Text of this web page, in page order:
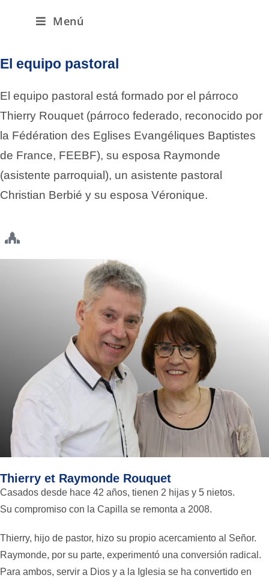
Menú
El equipo pastoral
El equipo pastoral está formado por el párroco
Thierry Rouquet (párroco federado, reconocido por
la Fédération des Eglises Evangéliques Baptistes
de France, FEEBF), su esposa Raymonde
(asistente parroquial), un asistente pastoral
Christian Berbié y su esposa Véronique.
Thierry et Raymonde Rouquet
Casados desde hace 42 años, tienen 2 hijas y 5 nietos.
Su compromiso con la Capilla se remonta a 2008.
Thierry, hijo de pastor, hizo su propio acercamiento al Señor.
Raymonde, por su parte, experimentó una conversión radical.
Para ambos, servir a Dios y a la Iglesia se ha convertido en